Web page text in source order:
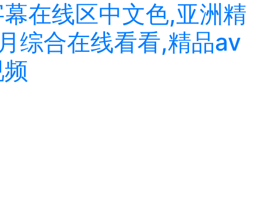
在线区中文色,亚洲精
综合在线看看,精品av